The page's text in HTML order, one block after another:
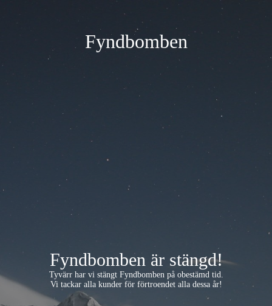
Fyndbomben
Fyndbomben är stängd!
Tyvärr har vi stängt Fyndbomben på obestämd tid.
Vi tackar alla kunder för förtroendet alla dessa år!